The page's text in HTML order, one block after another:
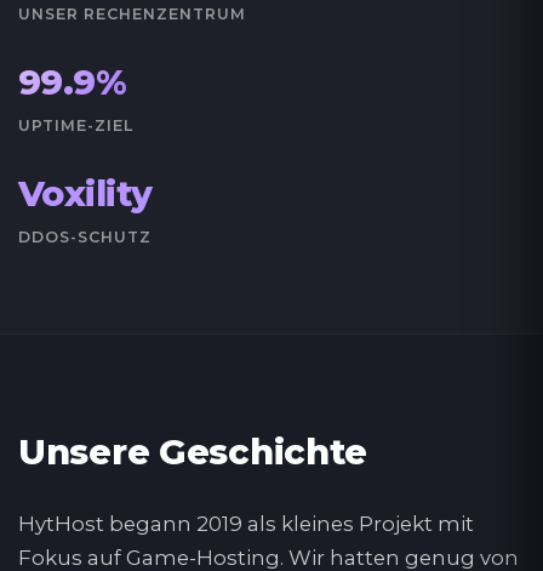
UNSER RECHENZENTRUM
99.9%
UPTIME-ZIEL
Voxility
DDOS-SCHUTZ
Unsere Geschichte
HytHost begann 2019 als kleines Projekt mit
Fokus auf Game-Hosting. Wir hatten genug von